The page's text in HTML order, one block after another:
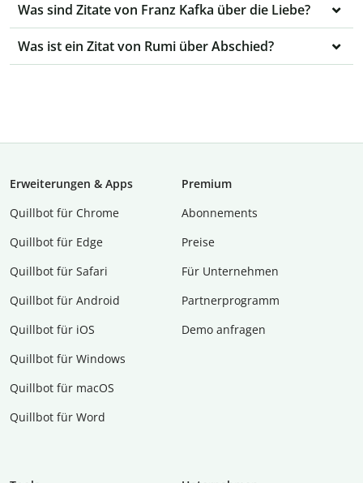
Was sind Zitate von Franz Kafka über die Liebe?
Was ist ein Zitat von Rumi über Abschied?
Erweiterungen & Apps
Quillbot für Chrome
Quillbot für Edge
Quillbot für Safari
Quillbot für Android
Quillbot für iOS
Quillbot für Windows
Quillbot für macOS
Quillbot für Word
Premium
Abon­ne­ments
Preise
Für Unternehmen
Partnerprogramm
Demo anfragen